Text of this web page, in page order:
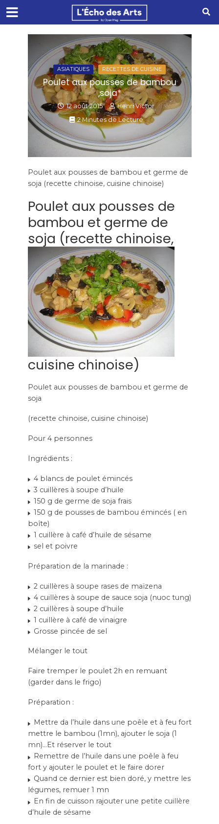
ASIATIQUES RECETTES DE CUISINE
Poulet aux pousses de bambou
,soja*
12 août 2015
Henri Victor
2 Minutes de Lecture
Poulet aux pousses de bambou et germe de
soja (recette chinoise, cuisine chinoise)
Poulet aux pousses de
bambou et germe de
soja (recette chinoise,
cuisine chinoise)
Poulet aux pousses de bambou et germe de
soja
(recette chinoise, cuisine chinoise)
Pour 4 personnes
Ingrédients :
4 blancs de poulet émincés
3 cuillères à soupe d’huile
150 g de germe de soja frais
150 g de pousses de bambou émincés ( en
boîte)
1 cuillère à café d’huile de sésame
sel et poivre
Préparation de la marinade :
2 cuillères à soupe rases de maïzena
4 cuillères à soupe de sauce soja (nuoc tung)
2 cuillères à soupe d’huile
1 cuillère à café de vinaigre
Grosse pincée de sel
Mélanger le tout
Faire tremper le poulet 2h en remuant
(garder dans le frigo)
Préparation :
Mettre da l’huile dans une poêle et à feu fort
mettre le bambou (1mn), ajouter le soja (1
mn)…Et réserver le tout
Remettre de l’huile dans une poêle à feu
fort y ajouter le poulet et le faire dorer
Quand ce dernier est bien doré, y mettre les
légumes, remuer 1 mn
En fin de cuisson rajouter une petite cuillère
d’huile de sésame